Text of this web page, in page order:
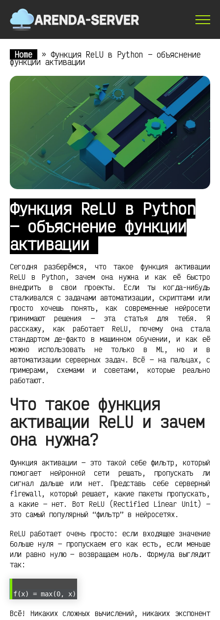
Home » Функция ReLU в Python — объяснение
функции активации
Функция ReLU в Python
— объяснение функции
активации
Сегодня разберёмся, что такое функция активации
ReLU в Python, зачем она нужна и как её быстро
внедрить в свои проекты. Если ты когда-нибудь
сталкивался с задачами автоматизации, скриптами или
просто хочешь понять, как современные нейросети
принимают решения — эта статья для тебя. Я
расскажу, как работает ReLU, почему она стала
стандартом де-факто в машинном обучении, и как её
можно использовать не только в ML, но и в
автоматизации серверных задач. Всё — на пальцах, с
примерами, схемами и советами, которые реально
работают.
Что такое функция
активации ReLU и зачем
она нужна?
Функция активации — это такой себе фильтр, который
помогает нейронной сети решать, пропускать ли
сигнал дальше или нет. Представь себе серверный
firewall, который решает, какие пакеты пропускать,
а какие — нет. Вот ReLU (Rectified Linear Unit) —
это самый популярный “фильтр” в нейросетях.
ReLU работает очень просто: если входящее значение
больше нуля — пропускаем его как есть, если меньше
или равно нулю — возвращаем ноль. Формула выглядит
так:
f(x) = max(0, x)
Всё! Никаких сложных вычислений, никаких экспонент